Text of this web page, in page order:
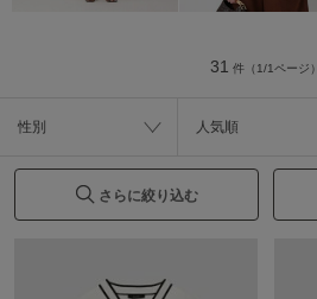
31 件（1/1ページ）
性別 人気順
さらに絞り込む